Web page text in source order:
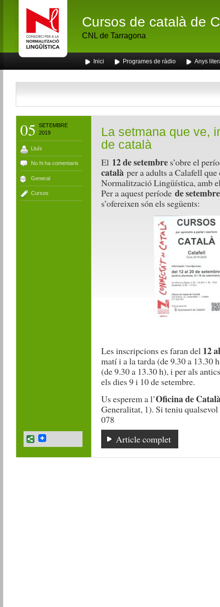
Cursos de català de
CNL de Tarragona
Inici Programes de ràdio Anys
05
SETEMBRE
2019
Lluís
No hi ha comentaris
General
Cursos
La setmana que ve,
de català
El 12 de setembre s’obre el
catalàper a adults a Calafell
Normalització Lingüística, amb
Per a aquest període de
s’ofereixen són els següents:
Les inscripcions es faran del 12
matí i a la tarda (de 9.30 a 13.30
(de 9.30 a 13.30 h), i per als
els dies 9 i 10 de setembre.
Us esperem a l’Oficina de
Generalitat, 1). Si teniu
078
Article complet